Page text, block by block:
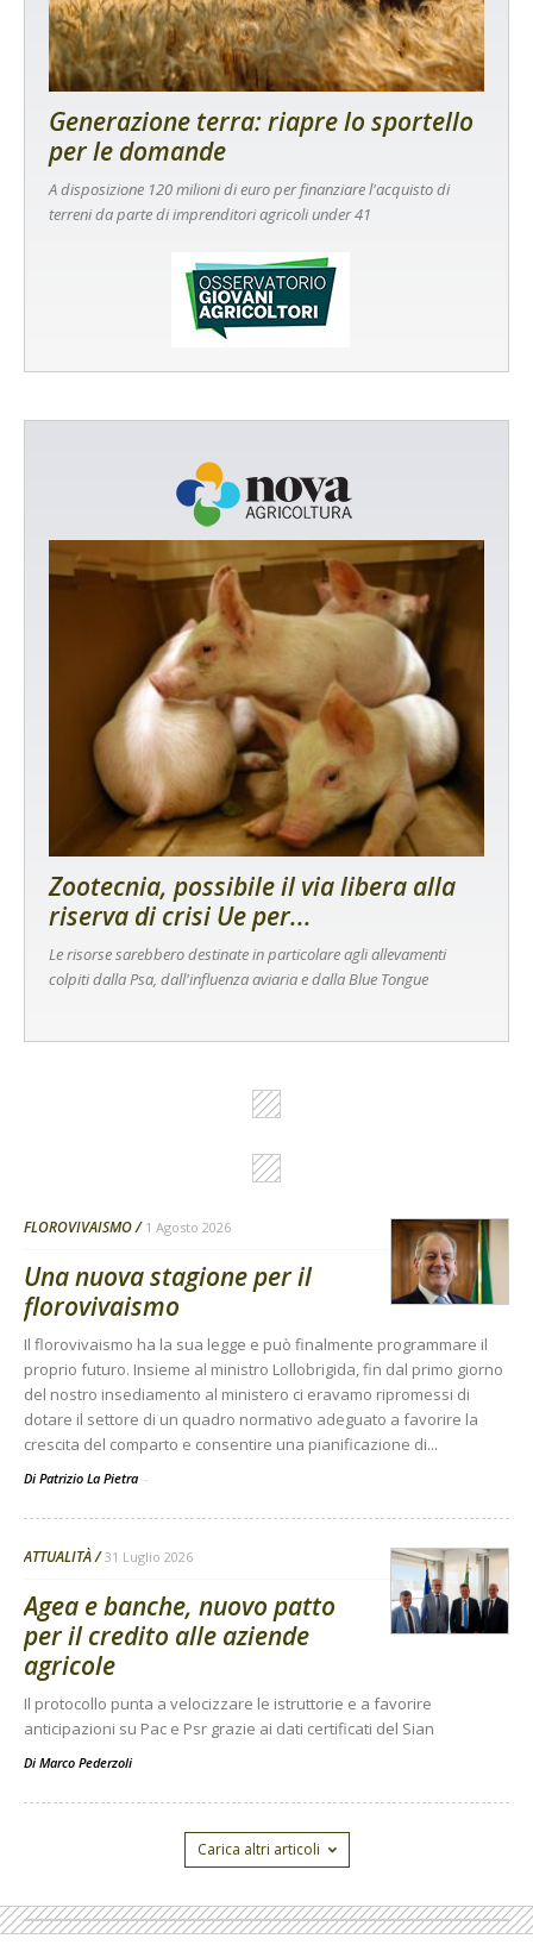
Generazione terra: riapre lo sportello
per le domande
A disposizione 120 milioni di euro per finanziare l'acquisto di
terreni da parte di imprenditori agricoli under 41
Zootecnia, possibile il via libera alla
riserva di crisi Ue per...
Le risorse sarebbero destinate in particolare agli allevamenti
colpiti dalla Psa, dall'influenza aviaria e dalla Blue Tongue
FLOROVIVAISMO 1 Agosto 2026
Una nuova stagione per il
florovivaismo
Il florovivaismo ha la sua legge e può finalmente programmare il
proprio futuro. Insieme al ministro Lollobrigida, fin dal primo giorno
del nostro insediamento al ministero ci eravamo ripromessi di
dotare il settore di un quadro normativo adeguato a favorire la
crescita del comparto e consentire una pianificazione di...
Di Patrizio La Pietra -
ATTUALITÀ 31 Luglio 2026
Agea e banche, nuovo patto
per il credito alle aziende
agricole
Il protocollo punta a velocizzare le istruttorie e a favorire
anticipazioni su Pac e Psr grazie ai dati certificati del Sian
Di Marco Pederzoli
Carica altri articoli